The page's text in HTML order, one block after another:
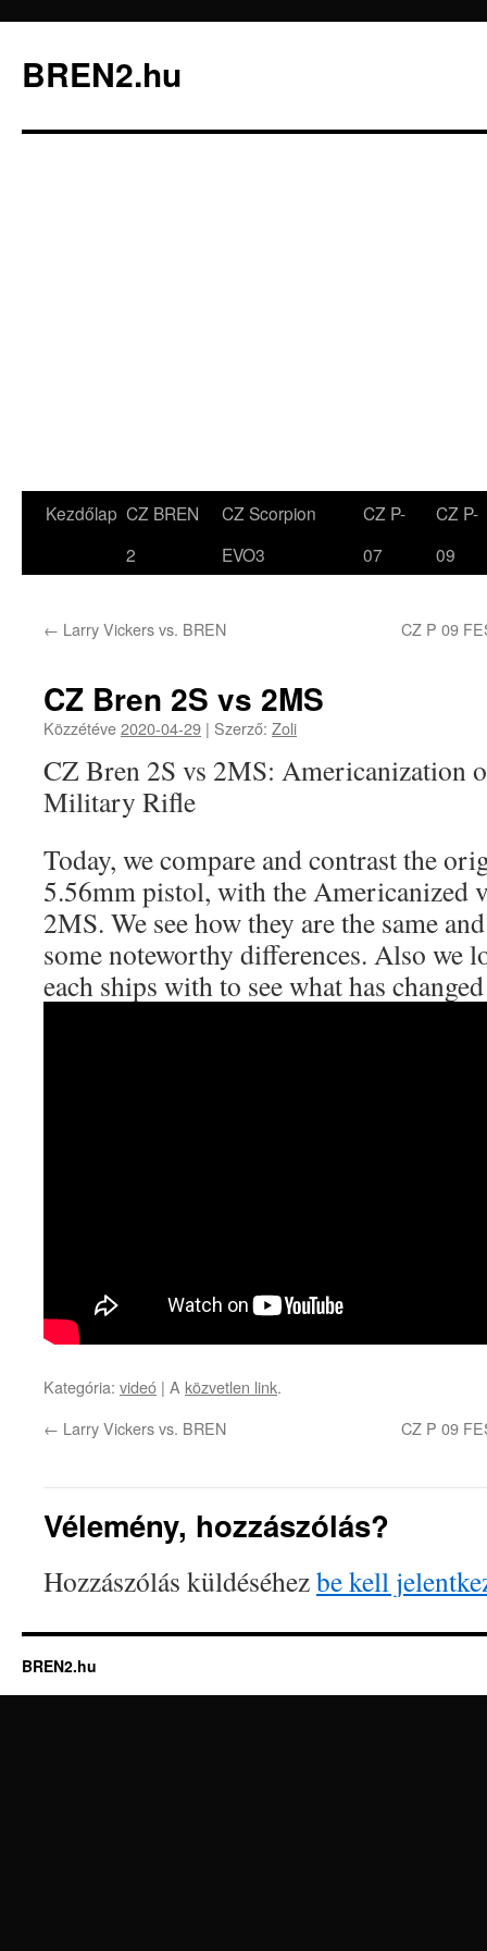
BREN2.hu
Kilépés
Kezdőlap CZ BREN
2
CZ Scorpion
EVO3
CZ P-
07
CZ P-
09
← Larry Vickers vs. BREN CZ P 09
CZ Bren 2S vs 2MS
Közzétéve2020-04-29 | Szerző: Zoli
CZ Bren 2S vs 2MS: Americanization
Military Rifle
Today, we compare and contrast the
5.56mm pistol, with the Americanized
2MS. We see how they are the same
some noteworthy differences. Also we
each ships with to see what has
Kategória: videó | A közvetlen link.
← Larry Vickers vs. BREN CZ P 09
Vélemény, hozzászólás?
Hozzászólás küldéséhezbe kell
BREN2.hu